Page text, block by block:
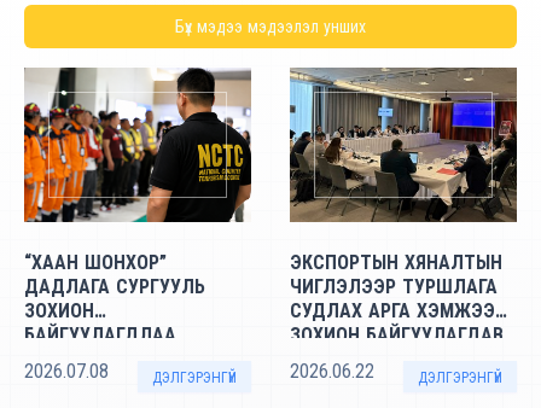
Бүх мэдээ мэдээлэл унших
“ХААН ШОНХОР”
ДАДЛАГА СУРГУУЛЬ
ЗОХИОН
БАЙГУУЛАГДЛАА
2026.07.08
ДЭЛГЭРЭНГҮЙ
ЭКСПОРТЫН ХЯНАЛТЫН
ЧИГЛЭЛЭЭР ТУРШЛАГА
СУДЛАХ АРГА ХЭМЖЭЭ
ЗОХИОН БАЙГУУЛАГДАВ
2026.06.22
ДЭЛГЭРЭНГҮЙ